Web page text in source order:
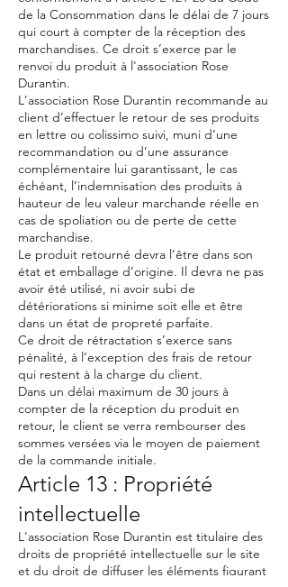
de la Consommation dans le délai de 7 jours
qui court à compter de la réception des
marchandises. Ce droit s’exerce par le
renvoi du produit à l'association Rose
Durantin.
L'association Rose Durantin recommande au
client d’effectuer le retour de ses produits
en lettre ou colissimo suivi, muni d’une
recommandation ou d’une assurance
complémentaire lui garantissant, le cas
échéant, l’indemnisation des produits à
hauteur de leu valeur marchande réelle en
cas de spoliation ou de perte de cette
marchandise.
Le produit retourné devra l’être dans son
état et emballage d’origine. Il devra ne pas
avoir été utilisé, ni avoir subi de
détériorations si minime soit elle et être
dans un état de propreté parfaite.
Ce droit de rétractation s’exerce sans
pénalité, à l’exception des frais de retour
qui restent à la charge du client.
Dans un délai maximum de 30 jours à
compter de la réception du produit en
retour, le client se verra rembourser des
sommes versées via le moyen de paiement
de la commande initiale.
Article 13 : Propriété
intellectuelle
L'association Rose Durantin est titulaire des
droits de propriété intellectuelle sur le site
et du droit de diffuser les éléments figurant